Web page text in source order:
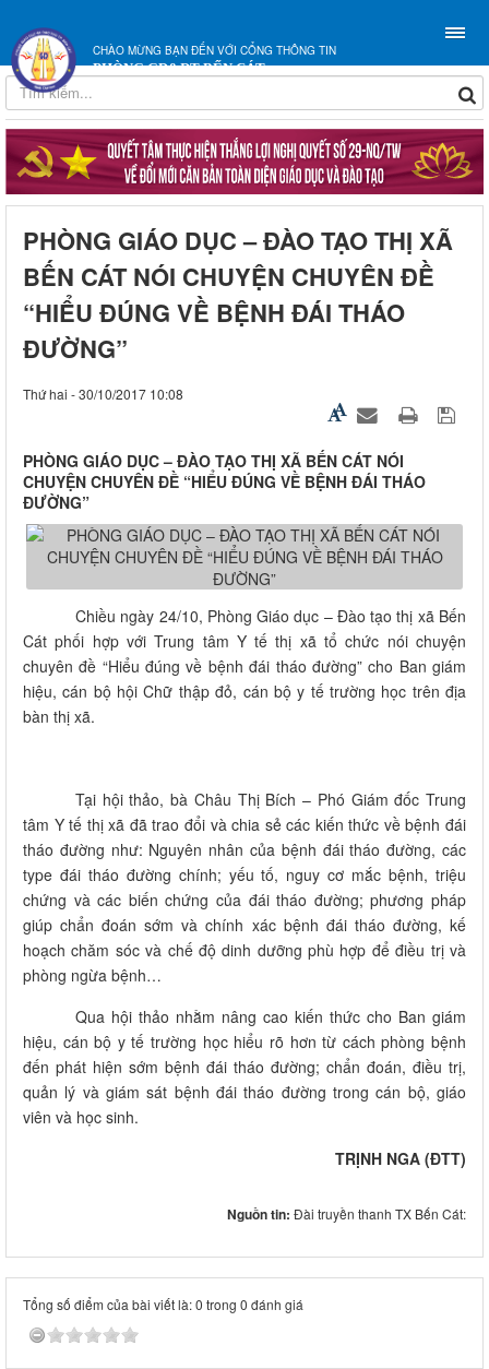
CHÀO MỪNG BẠN ĐẾN VỚI CỔNG THÔNG TIN
PHÒNG GD&ĐT BẾN CÁT
PHÒNG GIÁO DỤC – ĐÀO TẠO THỊ XÃ
BẾN CÁT NÓI CHUYỆN CHUYÊN ĐỀ
“HIỂU ĐÚNG VỀ BỆNH ĐÁI THÁO
ĐƯỜNG”
Thứ hai - 30/10/2017 10:08
PHÒNG GIÁO DỤC – ĐÀO TẠO THỊ XÃ BẾN CÁT NÓI
CHUYỆN CHUYÊN ĐỀ “HIỂU ĐÚNG VỀ BỆNH ĐÁI THÁO
ĐƯỜNG”
Chiều ngày 24/10, Phòng Giáo dục – Đào tạo thị xã Bến
Cát phối hợp với Trung tâm Y tế thị xã tổ chức nói chuyện
chuyên đề “Hiểu đúng về bệnh đái tháo đường” cho Ban giám
hiệu, cán bộ hội Chữ thập đỏ, cán bộ y tế trường học trên địa
bàn thị xã.
Tại hội thảo, bà Châu Thị Bích – Phó Giám đốc Trung
tâm Y tế thị xã đã trao đổi và chia sẻ các kiến thức về bệnh đái
tháo đường như: Nguyên nhân của bệnh đái tháo đường, các
type đái tháo đường chính; yếu tố, nguy cơ mắc bệnh, triệu
chứng và các biến chứng của đái tháo đường; phương pháp
giúp chẩn đoán sớm và chính xác bệnh đái tháo đường, kế
hoạch chăm sóc và chế độ dinh dưỡng phù hợp để điều trị và
phòng ngừa bệnh…
Qua hội thảo nhằm nâng cao kiến thức cho Ban giám
hiệu, cán bộ y tế trường học hiểu rõ hơn từ cách phòng bệnh
đến phát hiện sớm bệnh đái tháo đường; chẩn đoán, điều trị,
quản lý và giám sát bệnh đái tháo đường trong cán bộ, giáo
viên và học sinh.
TRỊNH NGA (ĐTT)
Nguồn tin: Đài truyền thanh TX Bến Cát:
Tổng số điểm của bài viết là: 0 trong 0 đánh giá